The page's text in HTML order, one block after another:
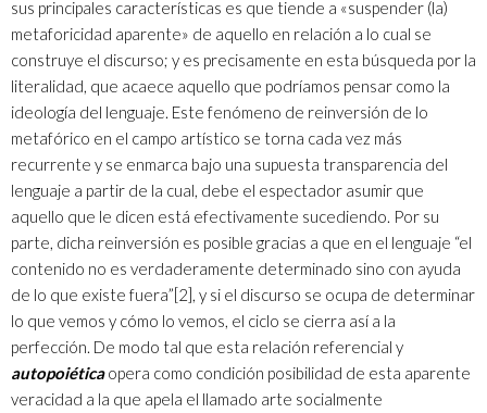
sus principales características es que tiende a «suspender (la)
metaforicidad aparente» de aquello en relación a lo cual se
construye el discurso; y es precisamente en esta búsqueda por la
literalidad, que acaece aquello que podríamos pensar como la
ideología del lenguaje. Este fenómeno de reinversión de lo
metafórico en el campo artístico se torna cada vez más
recurrente y se enmarca bajo una supuesta transparencia del
lenguaje a partir de la cual, debe el espectador asumir que
aquello que le dicen está efectivamente sucediendo. Por su
parte, dicha reinversión es posible gracias a que en el lenguaje “el
contenido no es verdaderamente determinado sino con ayuda
de lo que existe fuera”[2], y si el discurso se ocupa de determinar
lo que vemos y cómo lo vemos, el ciclo se cierra así a la
perfección. De modo tal que esta relación referencial y
autopoiéticaopera como condición posibilidad de esta aparente
veracidad a la que apela el llamado arte socialmente